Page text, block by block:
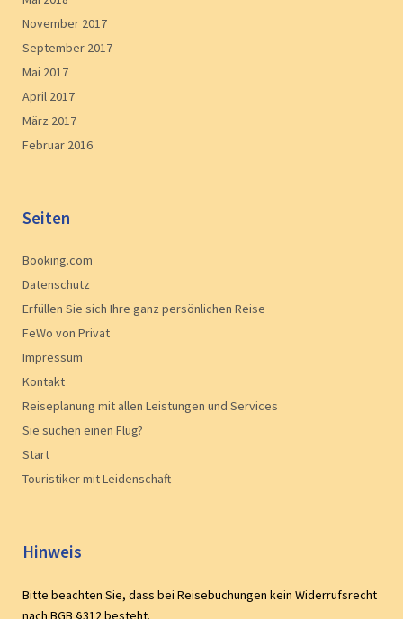
November 2017
September 2017
Mai 2017
April 2017
März 2017
Februar 2016
Seiten
Booking.com
Datenschutz
Erfüllen Sie sich Ihre ganz persönlichen Reise
FeWo von Privat
Impressum
Kontakt
Reiseplanung mit allen Leistungen und Services
Sie suchen einen Flug?
Start
Touristiker mit Leidenschaft
Hinweis
Bitte beachten Sie, dass bei Reisebuchungen kein Widerrufsrecht
nach BGB §312 besteht.